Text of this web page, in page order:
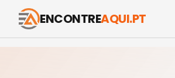
ENCONTREAQUI.PT